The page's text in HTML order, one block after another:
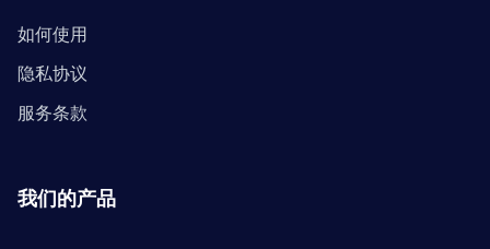
如何使用
隐私协议
服务条款
我们的产品